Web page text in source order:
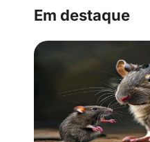
Em destaque